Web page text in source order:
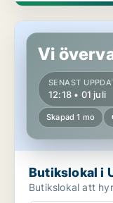
Butikslokal i
Vi
SENAST
12:18 • 01 juli
Skapad 1 mo
Butikslokal i
Butikslokal att